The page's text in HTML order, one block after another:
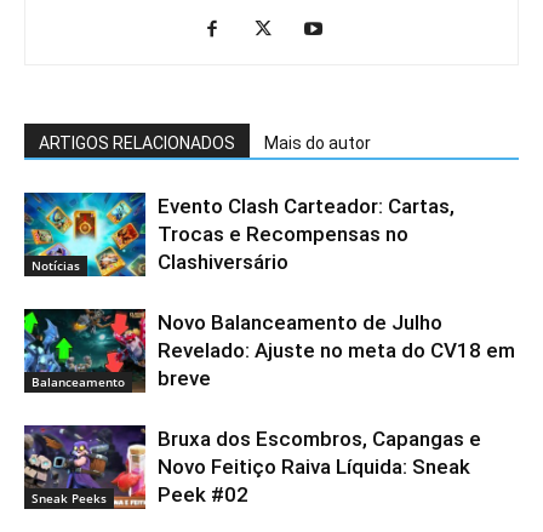
ARTIGOS RELACIONADOS Mais do autor
Notícias
Evento Clash Carteador: Cartas,
Trocas e Recompensas no
Clashiversário
Balanceamento
Novo Balanceamento de Julho
Revelado: Ajuste no meta do CV18 em
breve
Sneak Peeks
Bruxa dos Escombros, Capangas e
Novo Feitiço Raiva Líquida: Sneak
Peek #02